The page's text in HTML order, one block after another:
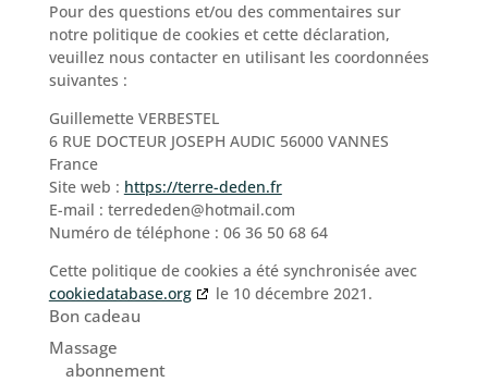
Pour des questions et/ou des commentaires sur
notre politique de cookies et cette déclaration,
veuillez nous contacter en utilisant les coordonnées
suivantes :
Guillemette VERBESTEL
6 RUE DOCTEUR JOSEPH AUDIC 56000 VANNES
France
Site web : https://terre-deden.fr
E-mail : terrededen@hotmail.com
Numéro de téléphone : 06 36 50 68 64
Cette politique de cookies a été synchronisée avec
cookiedatabase.org
le 10 décembre 2021.
Bon cadeau
Massage
abonnement